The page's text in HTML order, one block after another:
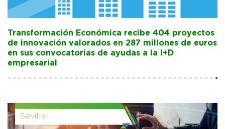
Transformación Económica recibe 404 proyectos
de innovación valorados en 287 millones de euros
en sus convocatorias de ayudas a la I+D
empresarial
Sevilla